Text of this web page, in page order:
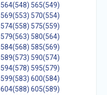
564(548) 565(549)
569(553) 570(554)
574(558) 575(559)
579(563) 580(564)
584(568) 585(569)
589(573) 590(574)
594(578) 595(579)
599(583) 600(584)
604(588) 605(589)